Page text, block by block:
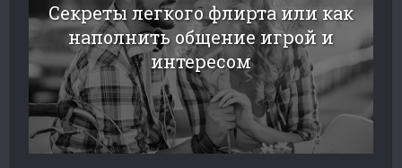
Секреты легкого флирта или как
наполнить общение игрой и
интересом